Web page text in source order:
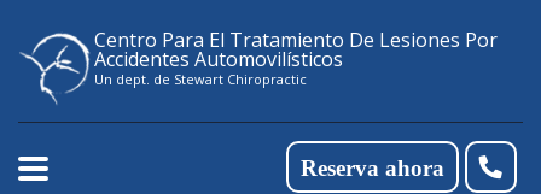
note:
This
includes
Centro Para El Tratamiento De Lesiones Por
Accidentes Automovilísticos
Un dept. de Stewart Chiropractic
Reserva ahora